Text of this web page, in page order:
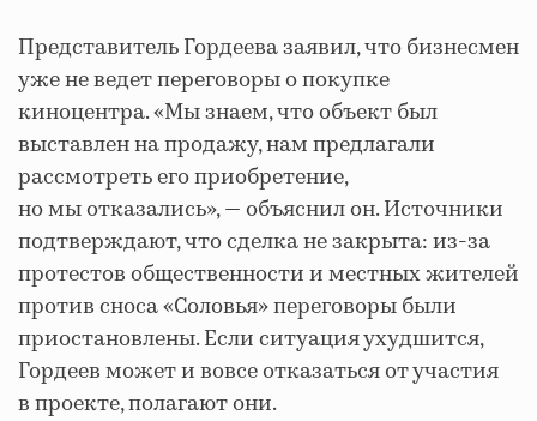
Представитель Гордеева заявил, что бизнесмен
уже не ведет переговоры о покупке
киноцентра. «Мы знаем, что объект был
выставлен на продажу, нам предлагали
рассмотреть его приобретение,
но мы отказались», — объяснил он. Источники
подтверждают, что сделка не закрыта: из-за
протестов общественности и местных жителей
против сноса «Соловья» переговоры были
приостановлены. Если ситуация ухудшится,
Гордеев может и вовсе отказаться от участия
в проекте, полагают они.